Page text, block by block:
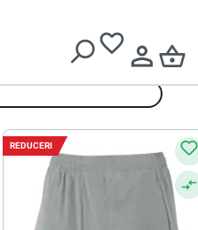
REDUCERI